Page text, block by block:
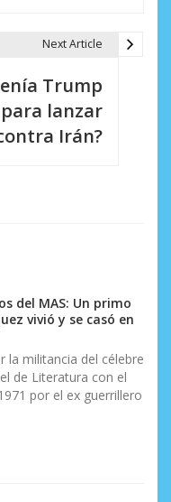
Next Article
Trump
lanzar
Irán?
del MAS: Un primo
vivió y se casó en
la militancia del célebre
de Literatura con el
por el ex guerrillero